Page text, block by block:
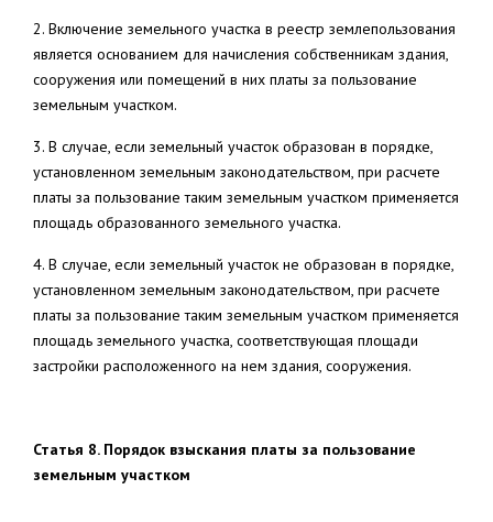
2. Включение земельного участка в реестр землепользования
является основанием для начисления собственникам здания,
сооружения или помещений в них платы за пользование
земельным участком.
3. В случае, если земельный участок образован в порядке,
установленном земельным законодательством, при расчете
платы за пользование таким земельным участком применяется
площадь образованного земельного участка.
4. В случае, если земельный участок не образован в порядке,
установленном земельным законодательством, при расчете
платы за пользование таким земельным участком применяется
площадь земельного участка, соответствующая площади
застройки расположенного на нем здания, сооружения.
Статья 8. Порядок взыскания платы за пользование
земельным участком